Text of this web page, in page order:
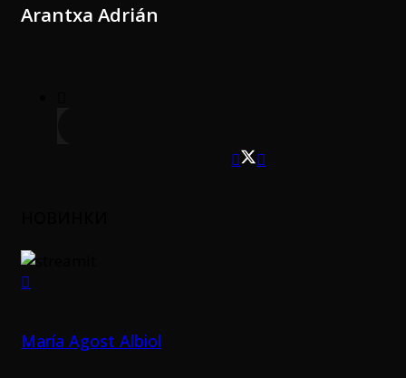
Arantxa Adrián
María Agost Albiol